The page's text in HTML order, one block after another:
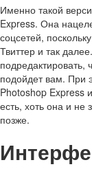
Именно такой
Express. Она
соцсетей,
Твиттер и так
подредактировать,
подойдет вам. При
Photoshop Express
есть, хоть она и не
позже.